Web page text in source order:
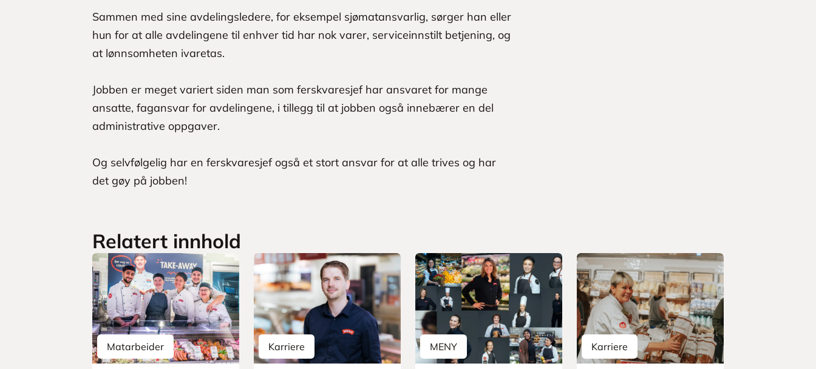
Sammen med sine avdelingsledere, for eksempel sjømatansvarlig, sørger han eller
hun for at alle avdelingene til enhver tid har nok varer, serviceinnstilt betjening, og
at lønnsomheten ivaretas.
Jobben er meget variert siden man som ferskvaresjef har ansvaret for mange
ansatte, fagansvar for avdelingene, i tillegg til at jobben også innebærer en del
administrative oppgaver.
Og selvfølgelig har en ferskvaresjef også et stort ansvar for at alle trives og har
det gøy på jobben!
Relatert innhold
Matarbeider Karriere MENY Karriere